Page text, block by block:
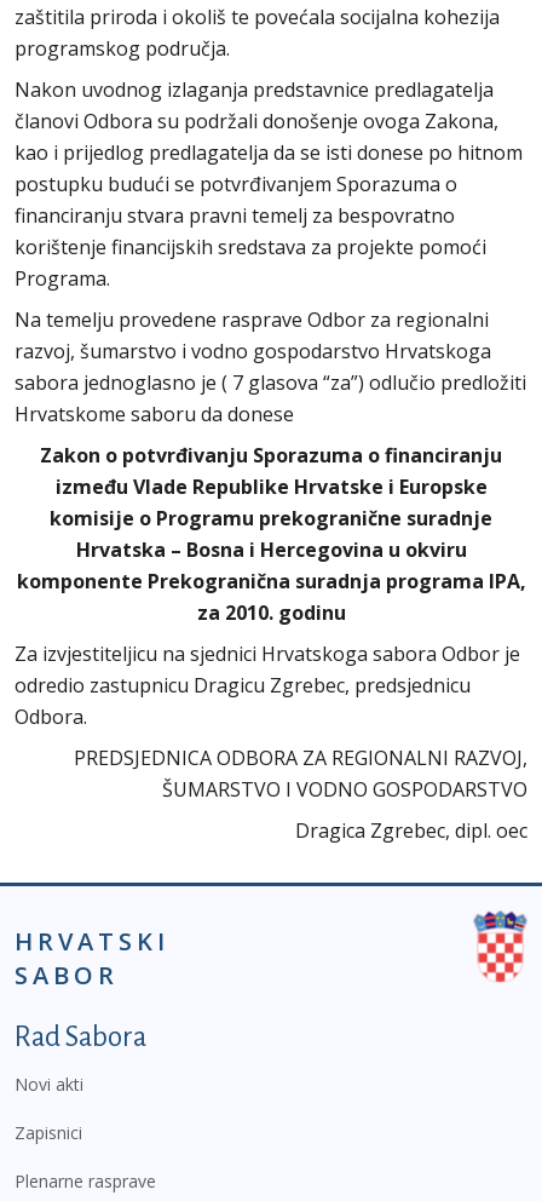
zaštitila priroda i okoliš te povećala socijalna kohezija
programskog područja.
Nakon uvodnog izlaganja predstavnice predlagatelja
članovi Odbora su podržali donošenje ovoga Zakona,
kao i prijedlog predlagatelja da se isti donese po hitnom
postupku budući se potvrđivanjem Sporazuma o
financiranju stvara pravni temelj za bespovratno
korištenje financijskih sredstava za projekte pomoći
Programa.
Na temelju provedene rasprave Odbor za regionalni
razvoj, šumarstvo i vodno gospodarstvo Hrvatskoga
sabora jednoglasno je ( 7 glasova “za”) odlučio predložiti
Hrvatskome saboru da donese
Zakon o potvrđivanju Sporazuma o financiranju
između Vlade Republike Hrvatske i Europske
komisije o Programu prekogranične suradnje
Hrvatska – Bosna i Hercegovina u okviru
komponente Prekogranična suradnja programa IPA,
za 2010. godinu
Za izvjestiteljicu na sjednici Hrvatskoga sabora Odbor je
odredio zastupnicu Dragicu Zgrebec, predsjednicu
Odbora.
PREDSJEDNICA ODBORA ZA REGIONALNI RAZVOJ,
ŠUMARSTVO I VODNO GOSPODARSTVO
Dragica Zgrebec, dipl. oec
HRVATSKI
SABOR
Podnožje prvi izbornik
Rad Sabora
Novi akti
Zapisnici
Plenarne rasprave